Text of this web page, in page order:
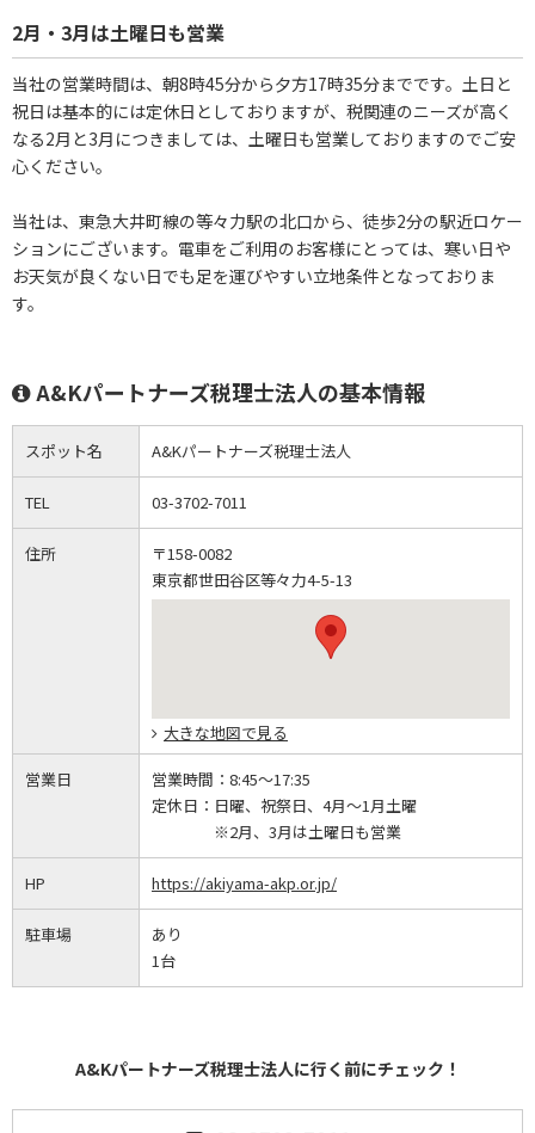
2月・3月は土曜日も営業
当社の営業時間は、朝8時45分から夕方17時35分までです。土日と
祝日は基本的には定休日としておりますが、税関連のニーズが高く
なる2月と3月につきましては、土曜日も営業しておりますのでご安
心ください。
当社は、東急大井町線の等々力駅の北口から、徒歩2分の駅近ロケー
ションにございます。電車をご利用のお客様にとっては、寒い日や
お天気が良くない日でも足を運びやすい立地条件となっておりま
す。
A&Kパートナーズ税理士法人の基本情報
スポット名 A&Kパートナーズ税理士法人
TEL 03-3702-7011
住所
〒158-0082
東京都世田谷区等々力4-5-13
大きな地図で見る
営業日 営業時間： 8:45～17:35
定休日： 日曜、祝祭日、4月～1月土曜
※2月、3月は土曜日も営業
HP https://akiyama-akp.or.jp/
駐車場
あり
1台
A&Kパートナーズ税理士法人に行く前にチェック！